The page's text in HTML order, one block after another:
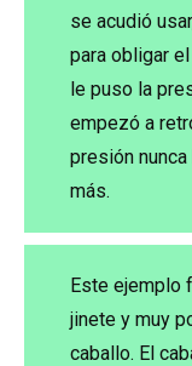
se acudió
para obligar
le puso la
empezó a
presión
más.
Este ejemplo
jinete y muy
caballo. El